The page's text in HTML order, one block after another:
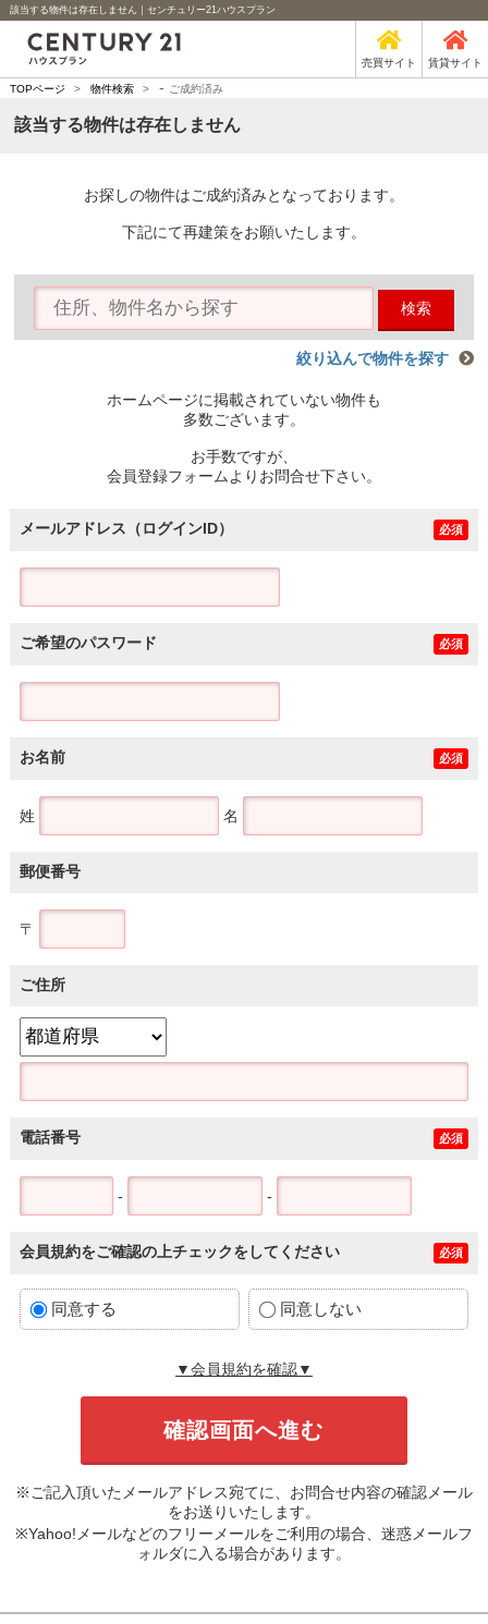
該当する物件は存在しません｜センチュリー21ハウスプラン
売買サイト 賃貸サイト
TOPページ > 物件検索 > - ご成約済み
該当する物件は存在しません
お探しの物件はご成約済みとなっております。
下記にて再建策をお願いたします。
検索
絞り込んで物件を探す
ホームページに掲載されていない物件も
多数ございます。
お手数ですが、
会員登録フォームよりお問合せ下さい。
メールアドレス（ログインID） 必須
ご希望のパスワード 必須
お名前 必須
姓 名
郵便番号
〒
ご住所
電話番号 必須
- -
会員規約をご確認の上チェックをしてください 必須
同意する 同意しない
▼会員規約を確認▼
※ご記入頂いたメールアドレス宛てに、お問合せ内容の確認メール
をお送りいたします。
※Yahoo!メールなどのフリーメールをご利用の場合、迷惑メールフ
ォルダに入る場合があります。